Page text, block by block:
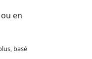
en
basé